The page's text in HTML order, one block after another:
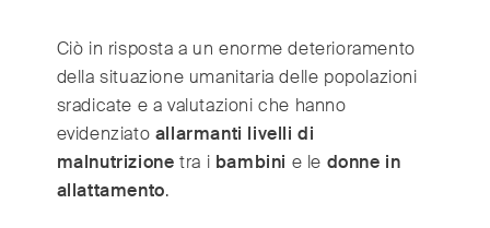
Ciò in risposta a un enorme deterioramento
della situazione umanitaria delle popolazioni
sradicate e a valutazioni che hanno
evidenziato allarmanti livelli di
malnutrizione tra i bambini e le donne in
allattamento.